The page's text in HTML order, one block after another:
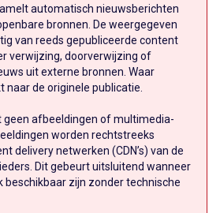
automatisch nieuwsberichten
bronnen. De weergegeven
van reeds gepubliceerde content
verwijzing, doorverwijzing of
uit externe bronnen. Waar
naar de originele publicatie.
geen afbeeldingen of multimedia-
worden rechtstreeks
delivery netwerken (CDN’s) van de
Dit gebeurt uitsluitend wanneer
beschikbaar zijn zonder technische